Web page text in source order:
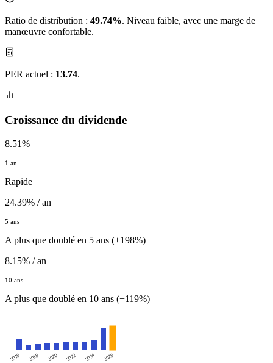
Ratio de distribution : 49.74%. Niveau faible, avec une marge de
manœuvre confortable.
PER actuel : 13.74.
Croissance du dividende
8.51%
1 an
Rapide
24.39% / an
5 ans
A plus que doublé en 5 ans (+198%)
8.15% / an
10 ans
A plus que doublé en 10 ans (+119%)
2016 2018 2020 2022 2024 2026